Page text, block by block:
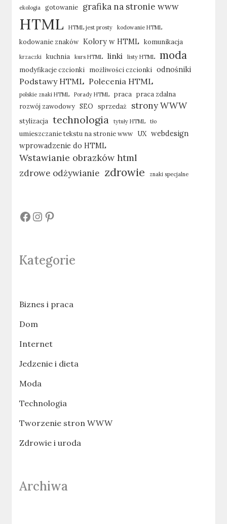
ekologia gotowanie grafika na stronie www
HTML HTML jest prosty kodowanie HTML
kodowanie znaków Kolory w HTML komunikacja
krzaczki kuchnia kurs HTML linki listy HTML moda
modyfikacje czcionki możliwości czcionki odnośniki
Podstawy HTML Polecenia HTML
polskie znaki HTML Porady HTML praca
praca zdalna
rozwój zawodowy SEO sprzedaż strony WWW
stylizacja technologia tytuły HTML tło
umieszczanie tekstu na stronie www UX webdesign
wprowadzenie do HTML
Wstawianie obrazków html
zdrowe odżywianie zdrowie znaki specjalne
# # #
Kategorie
Biznes i praca
Dom
Internet
Jedzenie i dieta
Moda
Technologia
Tworzenie stron WWW
Zdrowie i uroda
Archiwa